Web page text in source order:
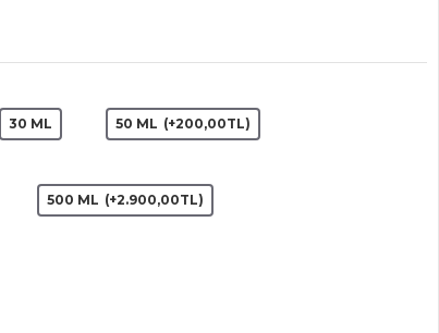
30 ML 50 ML (+200,00TL)
500 ML (+2.900,00TL)